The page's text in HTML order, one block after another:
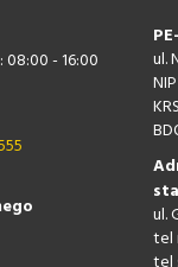
- 16:00
ul.
ul.
tel